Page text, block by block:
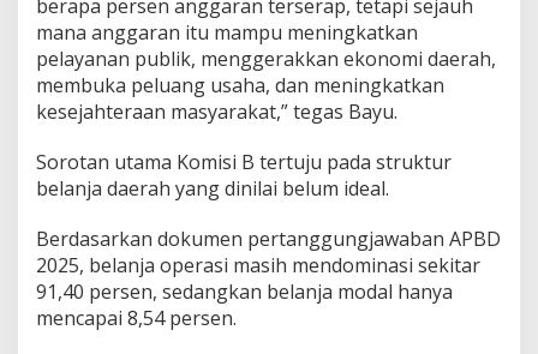
j
a
R
u
t
i
,
S
a
t
n
y
a
A
berapa persen anggaran terserap, tetapi sejauh
mana anggaran itu mampu meningkatkan
pelayanan publik, menggerakkan ekonomi daerah,
membuka peluang usaha, dan meningkatkan
kesejahteraan masyarakat,” tegas Bayu.
Sorotan utama Komisi B tertuju pada struktur
belanja daerah yang dinilai belum ideal.
Berdasarkan dokumen pertanggungjawaban APBD
2025, belanja operasi masih mendominasi sekitar
91,40 persen, sedangkan belanja modal hanya
mencapai 8,54 persen.